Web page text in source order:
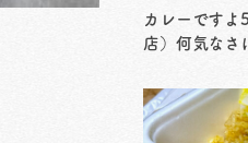
カレーです
店）何気なさ